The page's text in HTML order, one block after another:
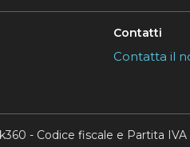
Contatti
Contatta il
- Codice fiscale e Partita